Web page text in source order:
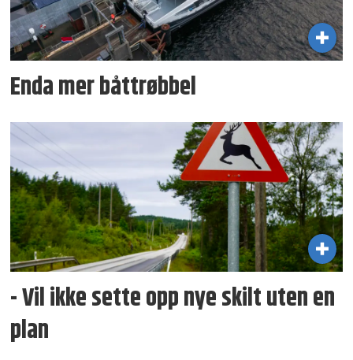
Enda mer båttrøbbel
- Vil ikke sette opp nye skilt uten en
plan